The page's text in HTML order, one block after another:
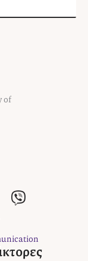
of
V
i
e
r